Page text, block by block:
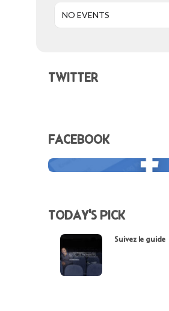
NO EVENTS
TWITTER
FACEBOOK
TODAY'S PICK
Suivez le guide